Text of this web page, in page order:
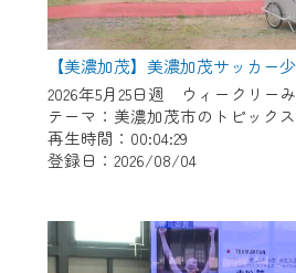
【美濃加茂】美濃加茂サッカー
2026年5月25日週 ウィークリー
テーマ：美濃加茂市のトピックス
再生時間：00:04:29
登録日：2026/08/04